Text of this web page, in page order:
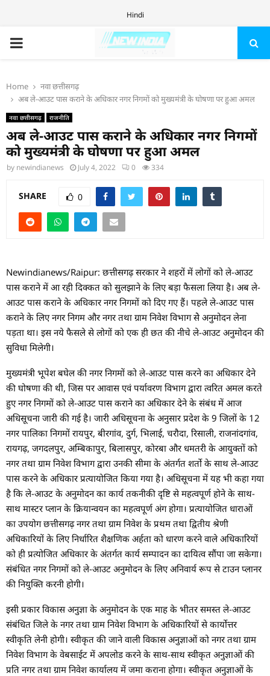
Hindi
PRIMARY
Home
नवा छत्तीसगढ़
अब ले-आउट पास कराने के अधिकार नगर निगमों को मुख्यमंत्री के घोषणा पर हुआ अमल
नवा छत्तीसगढ़ राजनीति
अब ले-आउट पास कराने के अधिकार नगर निगमों
को मुख्यमंत्री के घोषणा पर हुआ अमल
by newindianews July 4, 2022 0 334
SHARE 0
Newindianews/Raipur: छत्तीसगढ़ सरकार ने शहरों में लोगों को ले-आउट
पास कराने में आ रही दिक्कत को सुलझाने के लिए बड़ा फैसला लिया है। अब ले-
आउट पास कराने के अधिकार नगर निगमों को दिए गए हैं। पहले ले-आउट पास
कराने के लिए नगर निगम और नगर तथा ग्राम निवेश विभाग सेे अनुमोदन लेना
पड़ता था। इस नये फैसले से लोगों को एक ही छत की नीचे ले-आउट अनुमोदन की
सुविधा मिलेगी।
मुख्यमंत्री भूपेश बघेल की नगर निगमों को ले-आउट पास करने का अधिकार देने
की घोषणा की थी, जिस पर आवास एवं पर्यावरण विभाग द्वारा त्वरित अमल करते
हुए नगर निगमों को ले-आउट पास कराने का अधिकार देने के संबंध में आज
अधिसूचना जारी की गई है। जारी अधिसूचना के अनुसार प्रदेश के 9 जिलों के 12
नगर पालिका निगमों रायपुर, बीरगांव, दुर्ग, भिलाई, चरौदा, रिसाली, राजनांदगांव,
रायगढ़, जगदलपुर, अम्बिकापुर, बिलासपुर, कोरबा और धमतरी के आयुक्तों को
नगर तथा ग्राम निवेश विभाग द्वारा उनकी सीमा के अंतर्गत शर्तो के साथ ले-आउट
पास करने के अधिकार प्रत्यायोजित किया गया है। अधिसूचना में यह भी कहा गया
है कि ले-आउट के अनुमोदन का कार्य तकनीकी दृष्टि से महत्वपूर्ण होने के साथ-
साथ मास्टर प्लान के क्रियान्वयन का महत्वपूर्ण अंग होगा। प्रत्यायोजित धाराओं
का उपयोग छत्तीसगढ़ नगर तथा ग्राम निवेश के प्रथम तथा द्वितीय श्रेणी
अधिकारियों के लिए निर्धारित शैक्षणिक अर्हता को धारण करने वाले अधिकारियों
को ही प्रत्योजित अधिकार के अंतर्गत कार्य सम्पादन का दायित्व सौंपा जा सकेगा।
संबंधित नगर निगमों को ले-आउट अनुमोदन के लिए अनिवार्य रूप से टाउन प्लानर
की नियुक्ति करनी होगी।
इसी प्रकार विकास अनुज्ञा के अनुमोदन के एक माह के भीतर समस्त ले-आउट
संबंधित जिले के नगर तथा ग्राम निवेश विभाग के अधिकारियों से कार्योत्तर
स्वीकृति लेनी होगी। स्वीकृत की जाने वाली विकास अनुज्ञाओं को नगर तथा ग्राम
निवेश विभाग के वेबसाईट में अपलोड करने के साथ-साथ स्वीकृत अनुज्ञाओं की
प्रति नगर तथा ग्राम निवेश कार्यालय में जमा कराना होगा। स्वीकृत अनुज्ञाओं के